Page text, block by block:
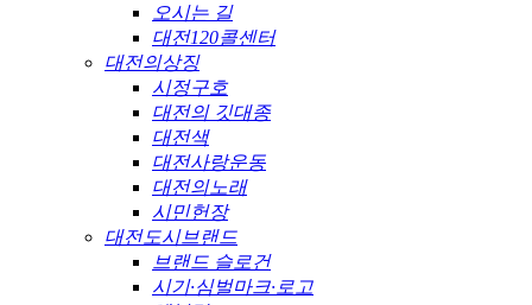
오시는 길
대전120콜센터
대전의상징
시정구호
대전의 깃대종
대전색
대전사랑운동
대전의노래
시민헌장
대전도시브랜드
브랜드 슬로건
시기·심벌마크·로고